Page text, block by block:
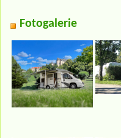
Fotogalerie